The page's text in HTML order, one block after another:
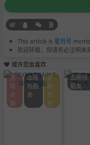
This article is 星月号
欢迎转载，但请务必注明来
或许您会喜欢
游
戏
资
源
血腥
残酷
类
近
期
发
布
血腥残
酷类